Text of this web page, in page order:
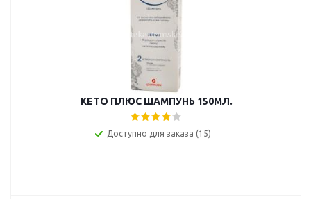
КЕТО ПЛЮС ШАМПУНЬ 150МЛ.
Доступно для заказа (15)